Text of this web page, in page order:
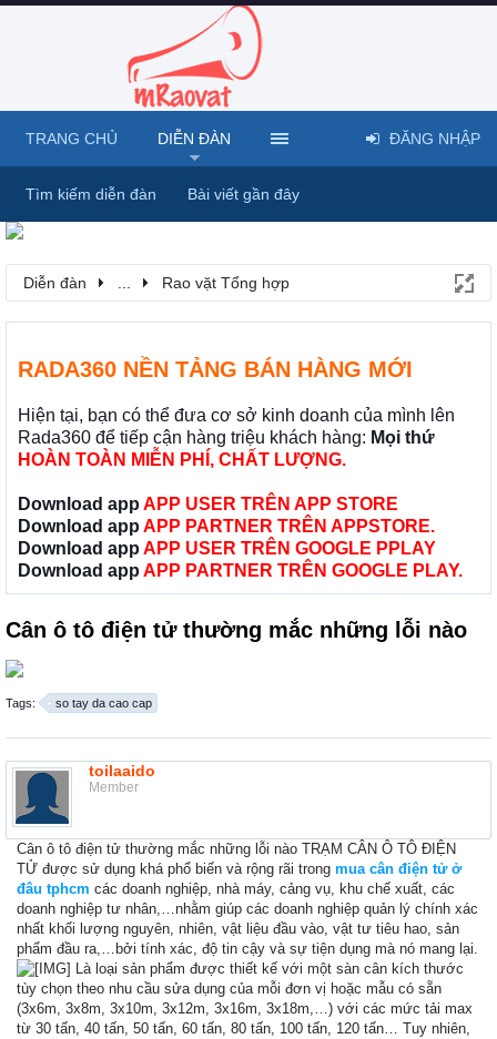
Diễn đàn Rao vặt Tổng hợp
RADA360 NỀN TẢNG BÁN HÀNG MỚI
Hiện tại, bạn có thể đưa cơ sở kinh doanh của mình lên
Rada360 để tiếp cận hàng triệu khách hàng: Mọi thứ
HOÀN TOÀN MIỄN PHÍ, CHẤT LƯỢNG.
Download app APP USER TRÊN APP STORE
Download app APP PARTNER TRÊN APPSTORE.
Download app APP USER TRÊN GOOGLE PPLAY
Download app APP PARTNER TRÊN GOOGLE PLAY.
Cân ô tô điện tử thường mắc những lỗi nào
Tags: so tay da cao cap
toilaaido
Member
Cân ô tô điện tử thường mắc những lỗi nào TRẠM CÂN Ô TÔ ĐIỆN
TỬ được sử dụng khá phổ biến và rộng rãi trong mua cân điện tử ở
đâu tphcm các doanh nghiệp, nhà máy, cảng vụ, khu chế xuất, các
doanh nghiệp tư nhân,…nhằm giúp các doanh nghiệp quản lý chính xác
nhất khối lượng nguyên, nhiên, vật liệu đầu vào, vật tư tiêu hao, sản
phẩm đầu ra,…bởi tính xác, độ tin cậy và sự tiện dụng mà nó mang lại.
Là loại sản phẩm được thiết kế với một sàn cân kích thước
tùy chọn theo nhu cầu sửa dụng của mỗi đơn vị hoặc mẫu có sẵn
(3x6m, 3x8m, 3x10m, 3x12m, 3x16m, 3x18m,…) với các mức tải max
từ 30 tấn, 40 tấn, 50 tấn, 60 tấn, 80 tấn, 100 tấn, 120 tấn… Tuy nhiên,
TRANG CHỦ DIỄN ĐÀN
Tìm kiếm diễn đàn Bài viết gần đây
ĐĂNG NHẬP